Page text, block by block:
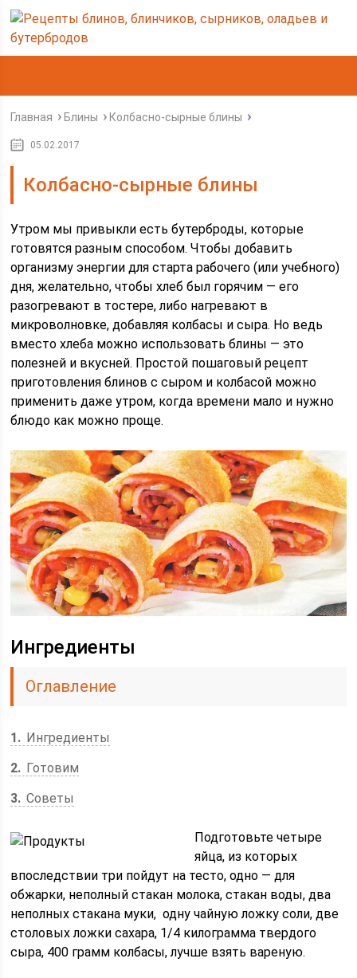
Главная Блины Колбасно-сырные блины
05.02.2017
Колбасно-сырные блины
Утром мы привыкли есть бутерброды, которые
готовятся разным способом. Чтобы добавить
организму энергии для старта рабочего (или учебного)
дня, желательно, чтобы хлеб был горячим — его
разогревают в тостере, либо нагревают в
микроволновке, добавляя колбасы и сыра. Но ведь
вместо хлеба можно использовать блины — это
полезней и вкусней. Простой пошаговый рецепт
приготовления блинов с сыром и колбасой можно
применить даже утром, когда времени мало и нужно
блюдо как можно проще.
Ингредиенты
Оглавление
1
Ингредиенты
2
Готовим
3 Советы
Подготовьте четыре
яйца, из которых
впоследствии три пойдут на тесто, одно — для
обжарки, неполный стакан молока, стакан воды, два
неполных стакана муки, одну чайную ложку соли, две
столовых ложки сахара, 1/4 килограмма твердого
сыра, 400 грамм колбасы, лучше взять вареную.